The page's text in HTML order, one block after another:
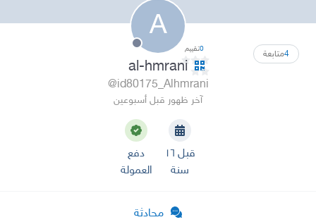
A
4متابعة 0تقييم
al-hmrani
@id80175_Alhmrani
آخر ظهور قبل أسبوعين
قبل ١٦
سنة
دفع
العمولة
محادثة